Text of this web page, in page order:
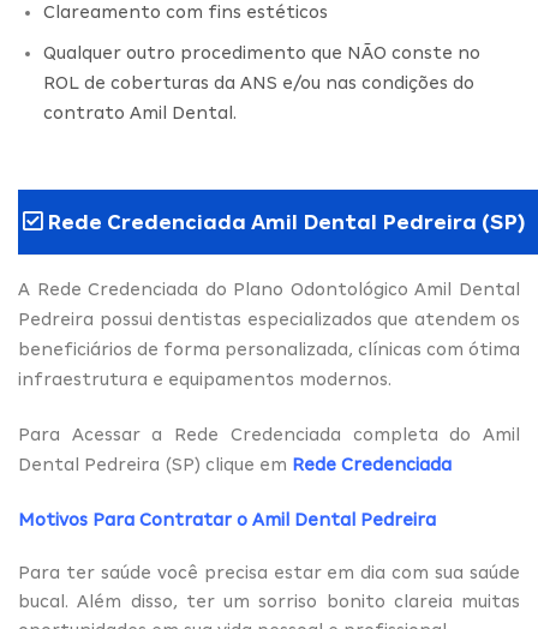
Clareamento com fins estéticos
Qualquer outro procedimento que NÃO conste no
ROL de coberturas da ANS e/ou nas condições do
contrato Amil Dental.
Rede Credenciada Amil Dental Pedreira (SP)
A Rede Credenciada do Plano Odontológico Amil Dental
Pedreira possui dentistas especializados que atendem os
beneficiários de forma personalizada, clínicas com ótima
infraestrutura e equipamentos modernos.
Para Acessar a Rede Credenciada completa do Amil
Dental Pedreira (SP) clique em Rede Credenciada
Motivos Para Contratar o Amil Dental Pedreira
Para ter saúde você precisa estar em dia com sua saúde
bucal. Além disso, ter um sorriso bonito clareia muitas